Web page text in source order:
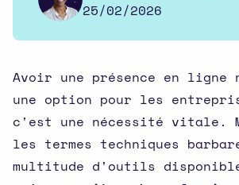
25/02/2026
Avoir une présence en ligne
une option pour les
c'est une nécessité vitale.
les termes techniques
multitude d'outils